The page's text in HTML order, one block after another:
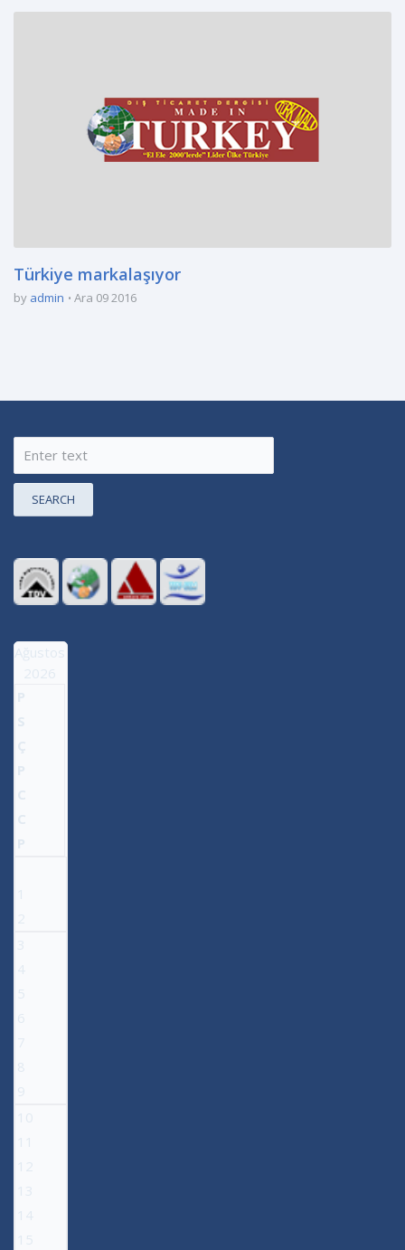
Türkiye markalaşıyor
by admin Ara 09 2016
SEARCH
Ağustos
2026
P
S
Ç
P
C
C
P
1
2
3
4
5
6
7
8
9
10
11
12
13
14
15